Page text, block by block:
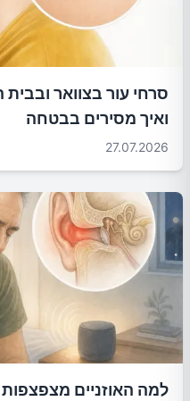
סרחי עור בצוואר
ואיך מסירים בבטחה
27.07.2026
למה האוזניים